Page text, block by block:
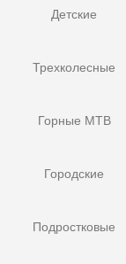
Детские
Трехколесные
Горные MTB
Городские
Подростковые